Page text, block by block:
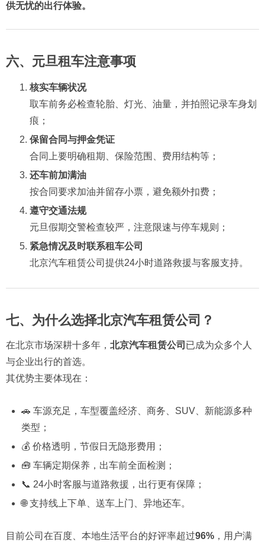
供无忧的出行体验。
六、元旦租车注意事项
核实车辆状况
取车前务必检查轮胎、灯光、油量，并拍照记录车身划
痕；
保留合同与押金凭证
合同上要明确租期、保险范围、费用结构等；
还车前加满油
按合同要求加油并留存小票，避免额外扣费；
遵守交通法规
元旦假期交警检查较严，注意限速与停车规则；
紧急情况及时联系租车公司
北京汽车租赁公司提供24小时道路救援与客服支持。
七、为什么选择北京汽车租赁公司？
在北京市场深耕十多年， 北京汽车租赁公司 已成为众多个人
与企业出行的首选。
其优势主要体现在：
🚗 车源充足，车型覆盖经济、商务、SUV、新能源多种
类型；
💰 价格透明，节假日无隐形费用；
🧰 车辆定期保养，出车前全面检测；
📞 24小时客服与道路救援，出行更有保障；
🌐 支持线上下单、送车上门、异地还车。
目前公司在百度、本地生活平台的好评率超过96% ，用户满